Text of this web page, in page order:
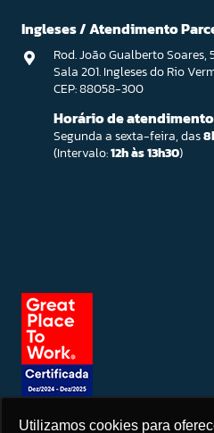
Utilizamos cookies para
Ingleses / Atendimento
Rod. João Gualberto
Sala 201. Ingleses do Rio
CEP: 88058-300
Horário de
Segunda a sexta-feira, das
(Intervalo:12h às 13h30)